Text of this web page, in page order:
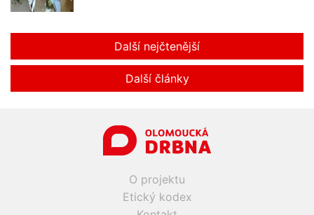
Další nejčtenější
Další články
O projektu
Etický kodex